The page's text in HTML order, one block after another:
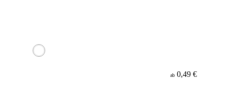
ab 0,49 €